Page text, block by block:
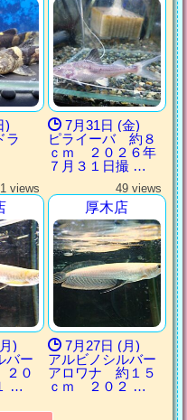
)
ラ
7月31日 (金)
ピライーバ 約８
ｃｍ ２０２６年
７月３１日撮 …
views
)
バー
０
…
49 views
厚木店
7月27日 (月)
アルビノシルバー
アロワナ 約１５
ｃｍ ２０２ …